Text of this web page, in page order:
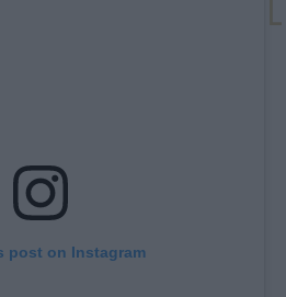
post on Instagram